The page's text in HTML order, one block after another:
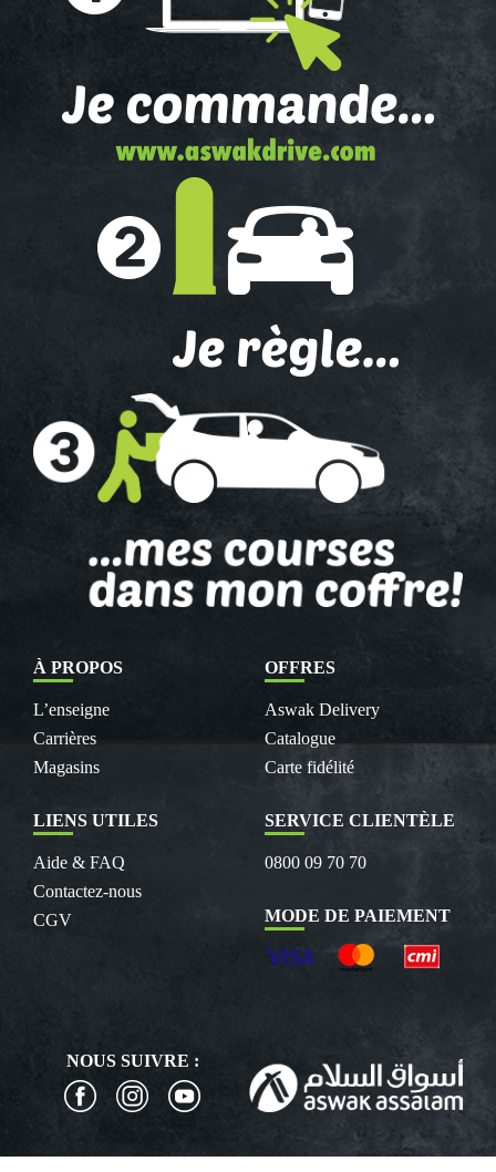
À PROPOS
L’enseigne
Carrières
Magasins
OFFRES
Aswak Delivery
Catalogue
Carte fidélité
LIENS UTILES
Aide & FAQ
Contactez-nous
CGV
SERVICE CLIENTÈLE
0800 09 70 70
MODE DE PAIEMENT
NOUS SUIVRE :